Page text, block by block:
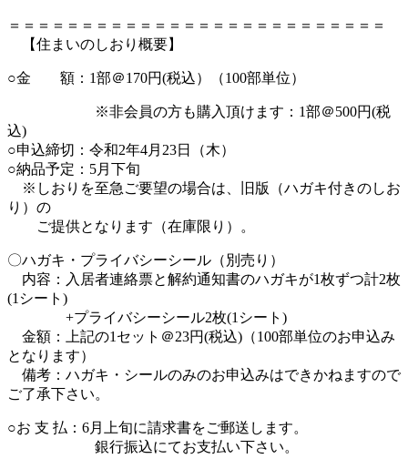
＝＝＝＝＝＝＝＝＝＝＝＝＝＝＝＝＝＝＝＝＝＝＝＝＝＝
【住まいのしおり概要】
○金 額：1部＠170円(税込）（100部単位）
※非会員の方も購入頂けます：1部＠500円(税
込)
○申込締切：令和2年4月23日（木）
○納品予定：5月下旬
※しおりを至急ご要望の場合は、旧版（ハガキ付きのしお
り）の
ご提供となります（在庫限り）。
〇ハガキ・プライバシーシール（別売り）
内容：入居者連絡票と解約通知書のハガキが1枚ずつ計2枚
(1シート)
+プライバシーシール2枚(1シート)
金額：上記の1セット＠23円(税込)（100部単位のお申込み
となります）
備考：ハガキ・シールのみのお申込みはできかねますので
ご了承下さい。
○お 支 払：6月上旬に請求書をご郵送します。
銀行振込にてお支払い下さい。